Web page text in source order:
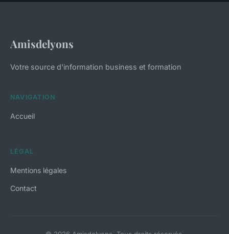
Amisdelyons
Votre source d'information business et formation
NAVIGATION
Accueil
LÉGAL
Mentions légales
Contact